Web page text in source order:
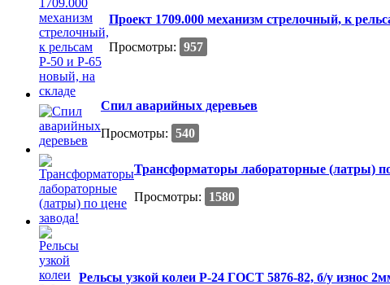
Проект 1709.000 механизм стрелочный, к
Просмотры: 957
Спил аварийных деревьев
Просмотры: 540
Трансформаторы лабораторные (латры) по
Просмотры:
1580
Рельсы узкой колеи Р-24 ГОСТ 5876-82, б/у износ